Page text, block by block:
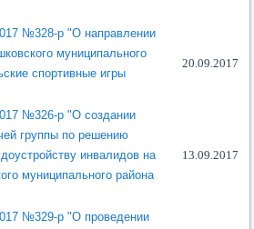
№328-р "О направлении
муниципального
спортивные игры
20.09.2017
№326-р "О создании
группы по решению
инвалидов на
муниципального района
13.09.2017
№329-р "О проведении